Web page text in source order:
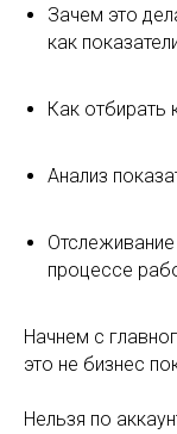
Зачем это
как
Как отбирать
Анализ
Отслеживание
процессе
Начнем с
это не бизнес
Нельзя по